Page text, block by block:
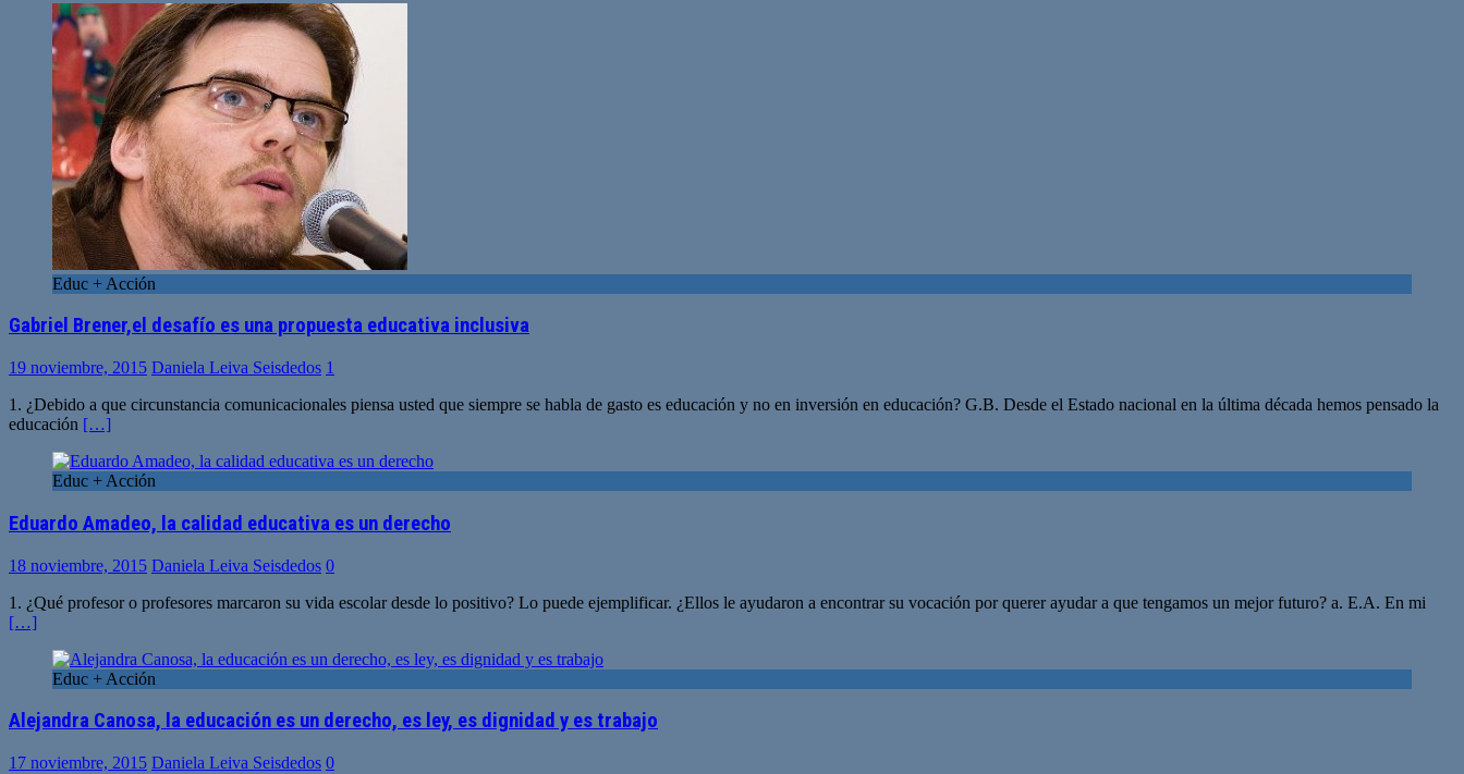
Educ + Acción
Gabriel Brener,el desafío es una propuesta educativa inclusiva
19 noviembre, 2015 Daniela Leiva Seisdedos 1
1. ¿Debido a que circunstancia comunicacionales piensa usted que siempre se habla de gasto es educación y no en inversión en educación? G.B. Desde el Estado nacional en la última década hemos pensado la
educación […]
Educ + Acción
Eduardo Amadeo, la calidad educativa es un derecho
18 noviembre, 2015 Daniela Leiva Seisdedos 0
1. ¿Qué profesor o profesores marcaron su vida escolar desde lo positivo? Lo puede ejemplificar. ¿Ellos le ayudaron a encontrar su vocación por querer ayudar a que tengamos un mejor futuro? a. E.A. En mi
[…]
Educ + Acción
Alejandra Canosa, la educación es un derecho, es ley, es dignidad y es trabajo
17 noviembre, 2015 Daniela Leiva Seisdedos 0